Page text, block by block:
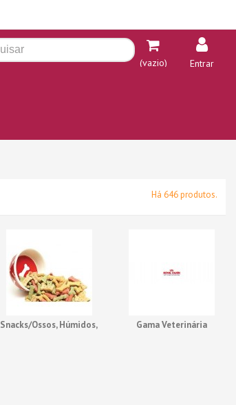
(vazio) Entrar
Há 646 produtos.
Snacks/Ossos, Húmidos,
Gama Veterinária